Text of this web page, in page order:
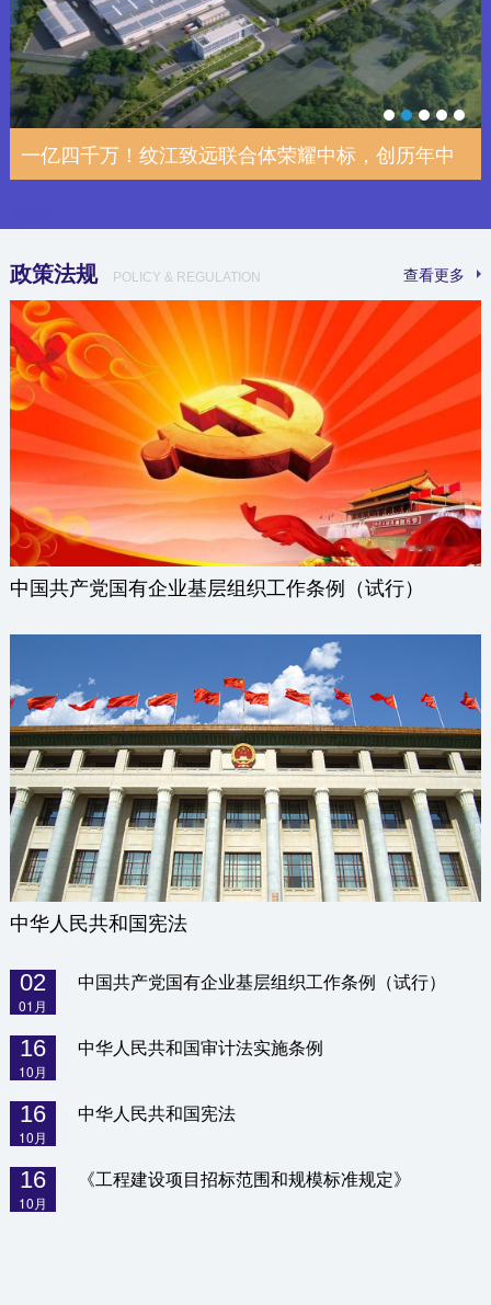
井盖保卫战 | 潺亭水务守护群众脚下安全
一亿四千万！纹江致远联合体荣耀中标，创历年中
“食”力赋能 | 众嘉公司以管理，致安心
筑牢安全防线 | 西南污水公司开展危险废物泄
实战练兵，防患未“燃” | 众嘉公司举办20
查看更多
政策法规 POLICY & REGULATION
中国共产党国有企业基层组织工作条例（试行）
中华人民共和国宪法
02
01月
中国共产党国有企业基层组织工作条例（试行）
16
10月
中华人民共和国审计法实施条例
16
10月
中华人民共和国宪法
16
10月
《工程建设项目招标范围和规模标准规定》